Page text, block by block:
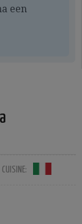
een
CUISINE: